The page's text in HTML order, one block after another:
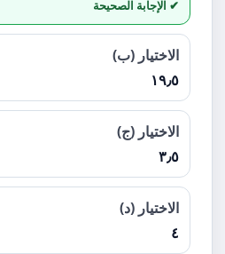
الاختيار (ب)
١٩٫٥
الاختيار (ج)
٣٫٥
الاختيار (د)
٤